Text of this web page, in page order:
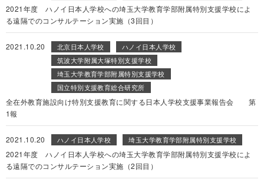
2021年度 ハノイ日本人学校への埼玉大学教育学部附属特別支援学校によ
る遠隔でのコンサルテーション実施（3回目）
2021.10.20 北京日本人学校
ハノイ日本人学校
筑波大学附属大塚特別支援学校
埼玉大学教育学部附属特別支援学校
国立特別支援教育総合研究所
全在外教育施設向け特別支援教育に関する日本人学校支援事業報告会 第
1報
2021.10.20 ハノイ日本人学校 埼玉大学教育学部附属特別支援学校
2021年度 ハノイ日本人学校への埼玉大学教育学部附属特別支援学校によ
る遠隔でのコンサルテーション実施（2回目）